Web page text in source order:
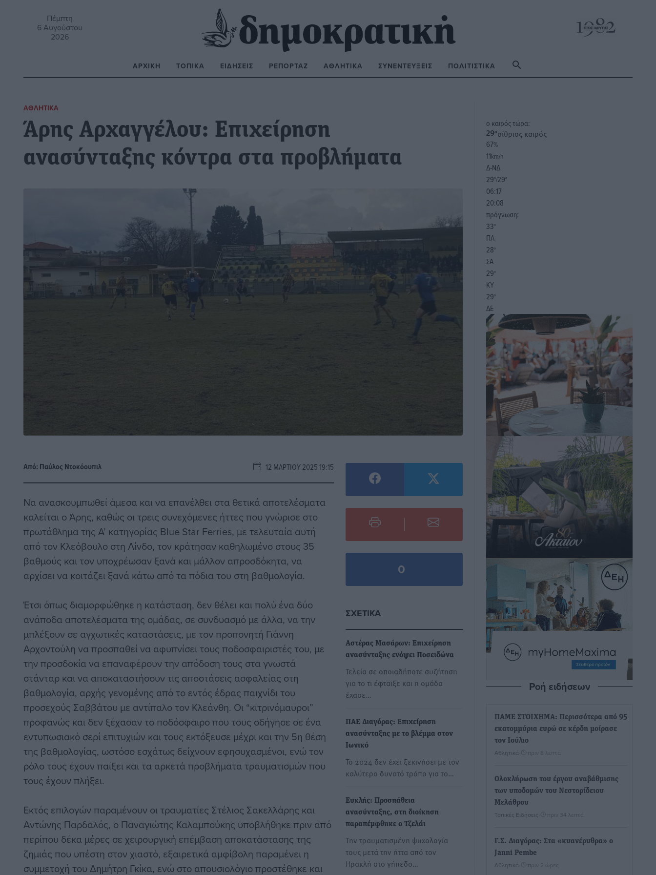
Πέμπτη
6 Αυγούστου
2026
ΑΡΧΙΚΉ ΤΟΠΙΚΆ ΕΙΔΉΣΕΙΣ ΡΕΠΟΡΤΆΖ ΑΘΛΗΤΙΚΆ ΣΥΝΕΝΤΕΎΞΕΙΣ ΠΟΛΙΤΙΣΤΙΚΆ
ΑΘΛΗΤΙΚΆ
Άρης Αρχαγγέλου: Επιχείρηση
ανασύνταξης κόντρα στα προβλήματα
Από: Παύλος Nτοκόουπιλ 12 ΜΑΡΤΊΟΥ 2025 19:15
Να ανασκουμπωθεί άμεσα και να επανέλθει στα θετικά αποτελέσματα
καλείται ο Άρης, καθώς οι τρεις συνεχόμενες ήττες που γνώρισε στο
πρωτάθλημα της Α’ κατηγορίας Blue Star Ferries, με τελευταία αυτή
από τον Κλεόβουλο στη Λίνδο, τον κράτησαν καθηλωμένο στους 35
βαθμούς και τον υποχρέωσαν ξανά και μάλλον απροσδόκητα, να
αρχίσει να κοιτάζει ξανά κάτω από τα πόδια του στη βαθμολογία.
Έτσι όπως διαμορφώθηκε η κατάσταση, δεν θέλει και πολύ ένα δύο
ανάποδα αποτελέσματα της ομάδας, σε συνδυασμό με άλλα, να την
μπλέξουν σε αγχωτικές καταστάσεις, με τον προπονητή Γιάννη
Αρχοντούλη να προσπαθεί να αφυπνίσει τους ποδοσφαιριστές του, με
την προσδοκία να επαναφέρουν την απόδοση τους στα γνωστά
στάνταρ και να αποκαταστήσουν τις αποστάσεις ασφαλείας στη
βαθμολογία, αρχής γενομένης από το εντός έδρας παιχνίδι του
προσεχούς Σαββάτου με αντίπαλο τον Κλεάνθη. Οι “κιτρινόμαυροι”
προφανώς και δεν ξέχασαν το ποδόσφαιρο που τους οδήγησε σε ένα
εντυπωσιακό σερί επιτυχιών και τους εκτόξευσε μέχρι και την 5η θέση
της βαθμολογίας, ωστόσο εσχάτως δείχνουν εφησυχασμένοι, ενώ τον
ρόλο τους έχουν παίξει και τα αρκετά προβλήματα τραυματισμών που
τους έχουν πλήξει.
Εκτός επιλογών παραμένουν οι τραυματίες Στέλιος Σακελλάρης και
Αντώνης Παρδαλός, ο Παναγιώτης Καλαμπούκης υποβλήθηκε πριν από
περίπου δέκα μέρες σε χειρουργική επέμβαση αποκατάστασης της
ζημιάς που υπέστη στον χιαστό, εξαιρετικά αμφίβολη παραμένει η
συμμετοχή του Δημήτρη Γκίκα, ενώ στο απουσιολόγιο προστέθηκε και
0
ΣΧΕΤΙΚΆ
Αστέρας Μασάρων: Επιχείρηση
ανασύνταξης ενόψει Ποσειδώνα
Τελεία σε οποιαδήποτε συζήτηση
για το τι έφταιξε και η ομάδα
έχασε…
ΠΑΕ Διαγόρας: Επιχείρηση
ανασύνταξης με το βλέμμα στον
Ιωνικό
Το 2024 δεν έχει ξεκινήσει με τον
καλύτερο δυνατό τρόπο για το…
Ευκλής: Προσπάθεια
ανασύνταξης, στη διοίκηση
παραπέμφθηκε ο Τζελάι
Την τραυματισμένη ψυχολογία
τους μετά την ήττα από τον
Ηρακλή στο γήπεδο…
o καιρός τώρα:
29°αίθριος καιρός
67%
11km/h
Δ-ΝΔ
29°/29°
06:17
20:08
πρόγνωση:
33°
ΠΑ
28°
ΣΑ
29°
ΚΥ
29°
ΔΕ
Ροή ειδήσεων
ΠΑΜΕ ΣΤΟΙΧΗΜΑ: Περισσότερα από 95
εκατομμύρια ευρώ σε κέρδη μοίρασε
τον Ιούλιο
Αθλητικά πριν 8 λεπτά
Ολοκλήρωση του έργου αναβάθμισης
των υποδομών του Νεστορίδειου
Μελάθρου
Τοπικές Ειδήσεις πριν 34 λεπτά
Γ.Σ. Διαγόρας: Στα «κυανέρυθρα» ο
Janni Pembe
Αθλητικά πριν 2 ώρες